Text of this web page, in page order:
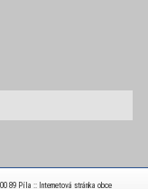
89 Píla :: Internetová stránka obce